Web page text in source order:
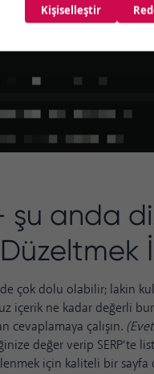
şu anda
Düzeltmek
çok dolu olabilir; lakin
içerik ne kadar değerli
cevaplamaya çalışın.
değer verip SERP’te
için kaliteli bir sayfa